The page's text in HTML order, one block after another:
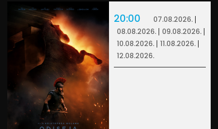
20:00
07.08.2026.
08.08.2026.
09.08.2026.
10.08.2026.
11.08.2026.
12.08.2026.